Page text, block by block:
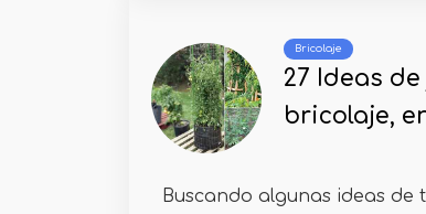
Bricolaje
27 Ideas
bricolaje,
Buscando algunas ideas